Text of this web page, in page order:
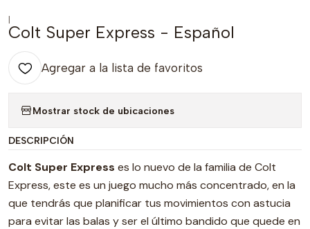
|
Colt Super Express - Español
Agregar a la lista de favoritos
Mostrar stock de ubicaciones
DESCRIPCIÓN
Colt Super Express es lo nuevo de la familia de Colt
Express, este es un juego mucho más concentrado, en la
que tendrás que planificar tus movimientos con astucia
para evitar las balas y ser el último bandido que quede en